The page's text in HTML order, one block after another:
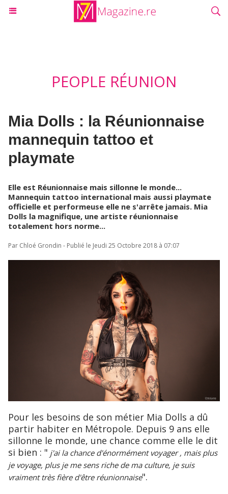
PEOPLE RÉUNION
Mia Dolls : la Réunionnaise
mannequin tattoo et
playmate
Elle est Réunionnaise mais sillonne le monde...
Mannequin tattoo international mais aussi playmate
officielle et performeuse elle ne s'arrête jamais. Mia
Dolls la magnifique, une artiste réunionnaise
totalement hors norme...
Par Chloé Grondin - Publié le Jeudi 25 Octobre 2018 à 07:07
Pour les besoins de son métier Mia Dolls a dû
partir habiter en Métropole. Depuis 9 ans elle
sillonne le monde, une chance comme elle le dit
si bien : " j'ai la chance d'énormément voyager , mais plus
je voyage, plus je me sens riche de ma culture, je suis
vraiment très fière d'être réunionnaise".